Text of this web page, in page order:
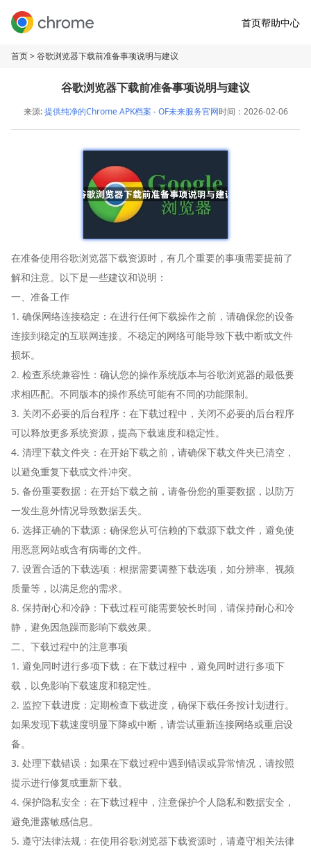
首页帮助中心
首页> 谷歌浏览器下载前准备事项说明与建议
谷歌浏览器下载前准备事项说明与建议
来源:提供纯净的Chrome APK档案 - OF未来服务官网时间：2026-02-06
在准备使用谷歌浏览器下载资源时，有几个重要的事项需要提前了
解和注意。以下是一些建议和说明：
一、准备工作
1. 确保网络连接稳定：在进行任何下载操作之前，请确保您的设备
连接到稳定的互联网连接。不稳定的网络可能导致下载中断或文件
损坏。
2. 检查系统兼容性：确认您的操作系统版本与谷歌浏览器的最低要
求相匹配。不同版本的操作系统可能有不同的功能限制。
3. 关闭不必要的后台程序：在下载过程中，关闭不必要的后台程序
可以释放更多系统资源，提高下载速度和稳定性。
4. 清理下载文件夹：在开始下载之前，请确保下载文件夹已清空，
以避免重复下载或文件冲突。
5. 备份重要数据：在开始下载之前，请备份您的重要数据，以防万
一发生意外情况导致数据丢失。
6. 选择正确的下载源：确保您从可信赖的下载源下载文件，避免使
用恶意网站或含有病毒的文件。
7. 设置合适的下载选项：根据需要调整下载选项，如分辨率、视频
质量等，以满足您的需求。
8. 保持耐心和冷静：下载过程可能需要较长时间，请保持耐心和冷
静，避免因急躁而影响下载效果。
二、下载过程中的注意事项
1. 避免同时进行多项下载：在下载过程中，避免同时进行多项下
载，以免影响下载速度和稳定性。
2. 监控下载进度：定期检查下载进度，确保下载任务按计划进行。
如果发现下载速度明显下降或中断，请尝试重新连接网络或重启设
备。
3. 处理下载错误：如果在下载过程中遇到错误或异常情况，请按照
提示进行修复或重新下载。
4. 保护隐私安全：在下载过程中，注意保护个人隐私和数据安全，
避免泄露敏感信息。
5. 遵守法律法规：在使用谷歌浏览器下载资源时，请遵守相关法律